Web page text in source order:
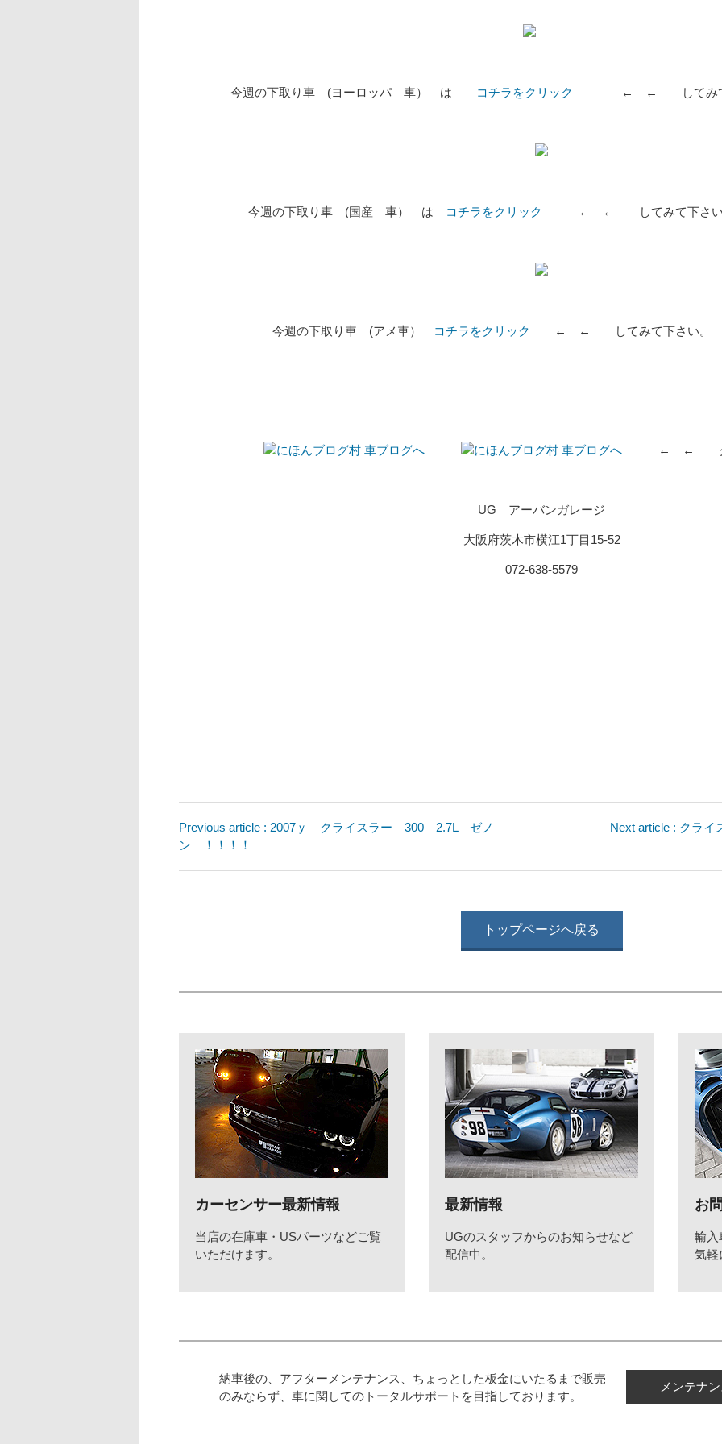
今週の下取り車 (ヨーロッパ 車） は コチラをクリック ← ← してみて
今週の下取り車 (国産 車） は コチラをクリック ← ← してみて下
今週の下取り車 (アメ車） コチラをクリック ← ← してみて下さい
← ← ク
UG アーバンガレージ
大阪府茨木市横江1丁目15-52
072-638-5579
Previous article : 2007ｙ クライスラー 300 2.7L ゼノ
ン ！！！！
Next article : クラ
トップページへ戻る
カーセンサー最新情報
当店の在庫車・USパーツなどご覧
いただけます。
最新情報
UGのスタッフからのお知らせなど
配信中。
お
輸入
気軽
納車後の、アフターメンテナンス、ちょっとした板金にいたるまで販売
のみならず、車に関してのトータルサポートを目指しております。
メンテナ